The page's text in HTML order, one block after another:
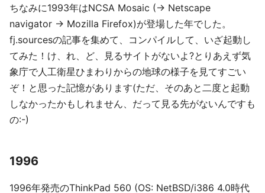
ちなみに1993年はNCSA Mosaic (-> Netscape
navigator -> Mozilla Firefox)が登場した年でした。
fj.sourcesの記事を集めて、コンパイルして、いざ起動し
てみた！け、れ、ど、見るサイトがないよ?とりあえず気
象庁で人工衛星ひまわりからの地球の様子を見てすごい
ぞ！と思った記憶があります(ただ、そのあと二度と起動
しなかったかもしれません、だって見る先がないんですも
の:-)
1996
1996年発売のThinkPad 560 (OS: NetBSD/i386 4.0時代